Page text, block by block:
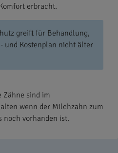
erbracht.
greift für Behandlung,
und Kostenplan nicht älter
Zähne sind im
wenn der Milchzahn zum
noch vorhanden ist.